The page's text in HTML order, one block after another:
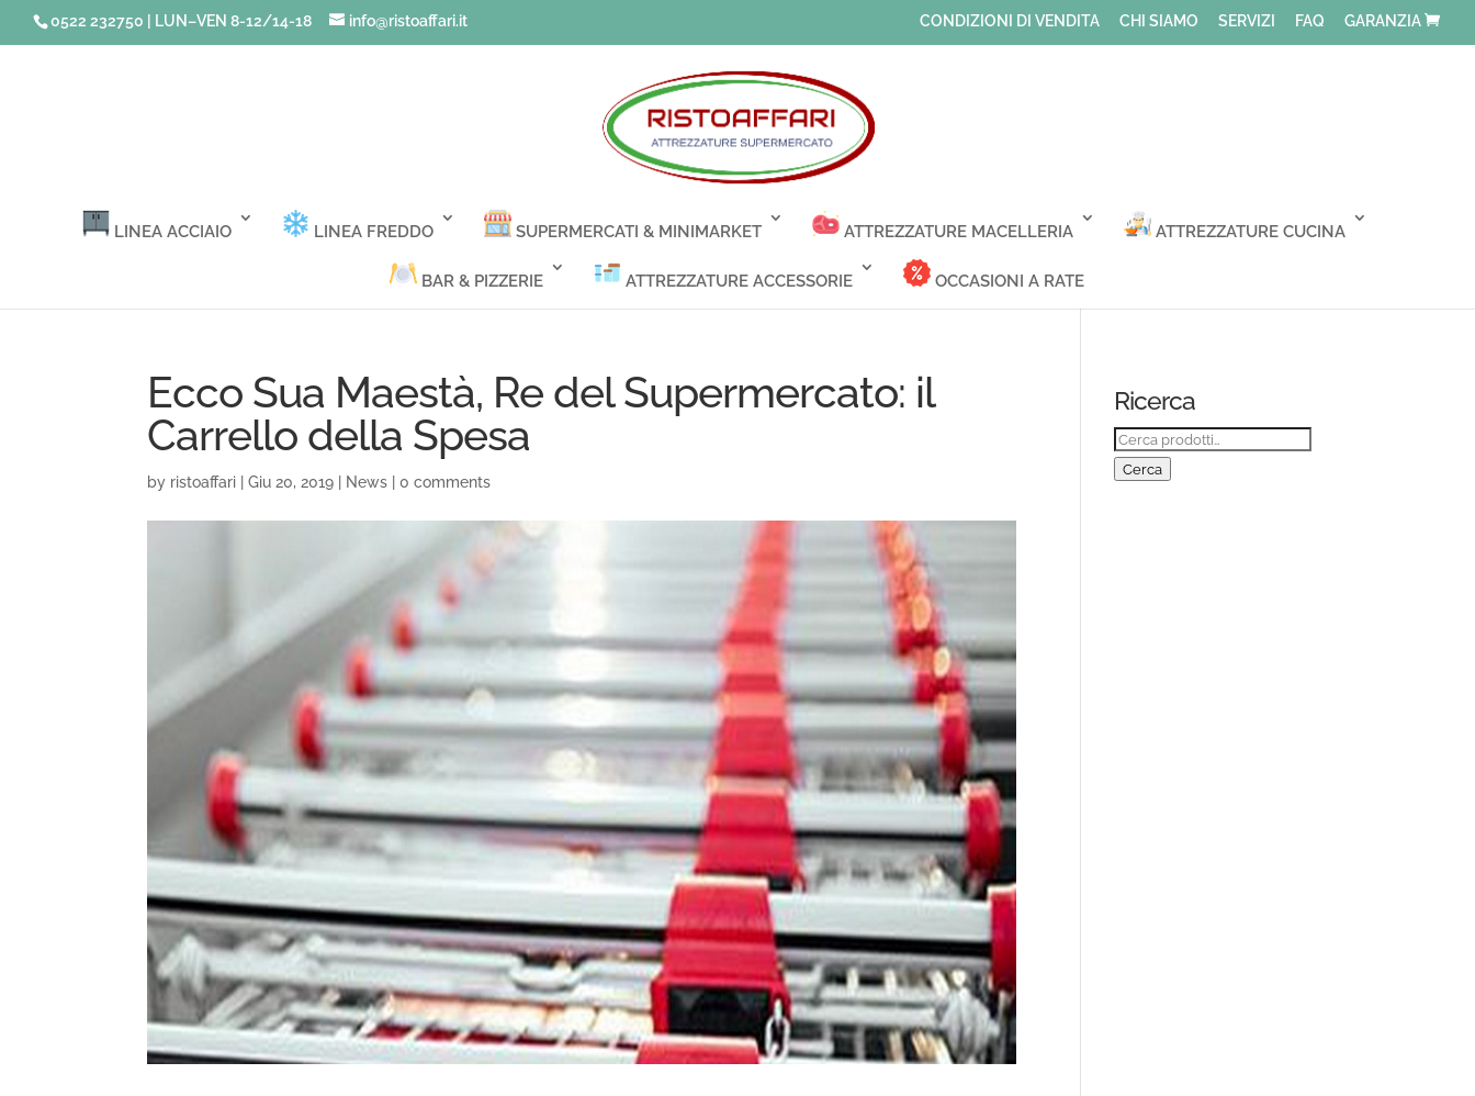
0522 232750 | LUN–VEN 8-12/14-18 info@ristoaffari.it CONDIZIONI DI VENDITA CHI SIAMO SERVIZI FAQ GARANZIA
LINEA ACCIAIO LINEA FREDDO SUPERMERCATI & MINIMARKET ATTREZZATURE MACELLERIA ATTREZZATURE CUCINA
BAR & PIZZERIE ATTREZZATURE ACCESSORIE OCCASIONI A RATE
Ecco Sua Maestà, Re del Supermercato: il
Carrello della Spesa
by ristoaffari |Giu 20, 2019 News |0 comments
Ricerca
Cerca:
Cerca